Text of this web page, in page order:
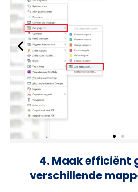
4. Maak efficiënt
verschillende